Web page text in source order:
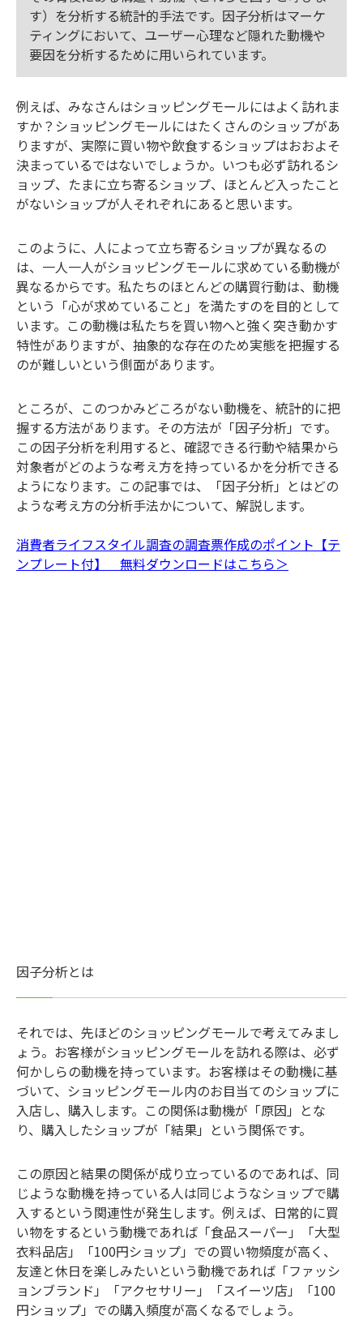
す）を分析する統計的手法です。因子分析はマーケ
ティングにおいて、ユーザー心理など隠れた動機や
要因を分析するために用いられています。
例えば、みなさんはショッピングモールにはよく訪れま
すか？ショッピングモールにはたくさんのショップがあ
りますが、実際に買い物や飲食するショップはおおよそ
決まっているではないでしょうか。いつも必ず訪れるシ
ョップ、たまに立ち寄るショップ、ほとんど入ったこと
がないショップが人それぞれにあると思います。
このように、人によって立ち寄るショップが異なるの
は、一人一人がショッピングモールに求めている動機が
異なるからです。私たちのほとんどの購買行動は、動機
という「心が求めていること」を満たすのを目的として
います。この動機は私たちを買い物へと強く突き動かす
特性がありますが、抽象的な存在のため実態を把握する
のが難しいという側面があります。
ところが、このつかみどころがない動機を、統計的に把
握する方法があります。その方法が「因子分析」です。
この因子分析を利用すると、確認できる行動や結果から
対象者がどのような考え方を持っているかを分析できる
ようになります。この記事では、「因子分析」とはどの
ような考え方の分析手法かについて、解説します。
消費者ライフスタイル調査の調査票作成のポイント【テ
ンプレート付】 無料ダウンロードはこちら＞
因子分析とは
それでは、先ほどのショッピングモールで考えてみまし
ょう。お客様がショッピングモールを訪れる際は、必ず
何かしらの動機を持っています。お客様はその動機に基
づいて、ショッピングモール内のお目当てのショップに
入店し、購入します。この関係は動機が「原因」とな
り、購入したショップが「結果」という関係です。
この原因と結果の関係が成り立っているのであれば、同
じような動機を持っている人は同じようなショップで購
入するという関連性が発生します。例えば、日常的に買
い物をするという動機であれば「食品スーパー」「大型
衣料品店」「100円ショップ」での買い物頻度が高く、
友達と休日を楽しみたいという動機であれば「ファッシ
ョンブランド」「アクセサリー」「スイーツ店」「100
円ショップ」での購入頻度が高くなるでしょう。